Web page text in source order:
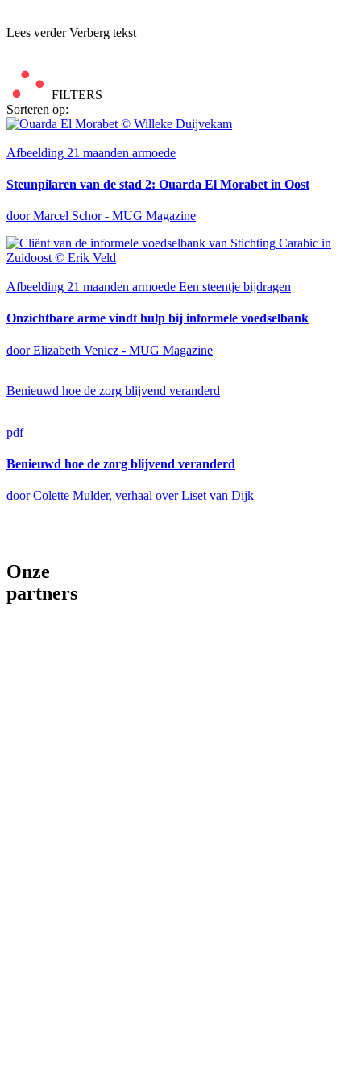
Lees verderVerberg tekst
FILTERS
Sorteren op:
Afbeelding 21 maanden armoede
Steunpilaren van de stad 2: Ouarda El Morabet in Oost
door Marcel Schor - MUG Magazine
Afbeelding 21 maanden armoede Een steentje bijdragen
Onzichtbare arme vindt hulp bij informele voedselbank
door Elizabeth Venicz - MUG Magazine
Benieuwd hoe de zorg blijvend veranderd
pdf
Benieuwd hoe de zorg blijvend veranderd
door Colette Mulder, verhaal over Liset van Dijk
Onze
partners